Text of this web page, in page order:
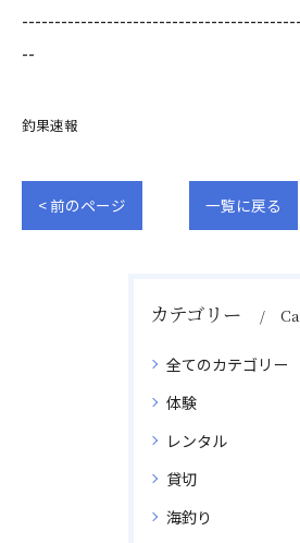
--
釣果速報
< 前のページ 一覧に戻る
カテゴリー
全てのカテゴリー
体験
レンタル
貸切
海釣り